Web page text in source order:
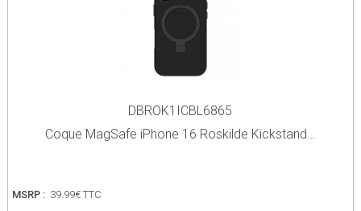
DBROK1ICBL6865
Coque MagSafe iPhone 16 Roskilde Kickstand…
MSRP : 39.99€ TTC